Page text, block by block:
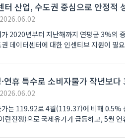
터 산업, 수도권 중심으로 안정적
2026.06.02
2020년부터 지난해까지 연평균 3%의
데이터센터에 대한 인센티브 지원이 필
연휴 특수로 소비자물가 작년보
2026.06.02
가는 119.92로 4월(119.37)에 비해
란전쟁)으로 국제유가가 급등하고, 5월